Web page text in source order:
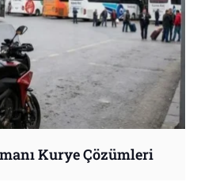
Kurye Çözümleri